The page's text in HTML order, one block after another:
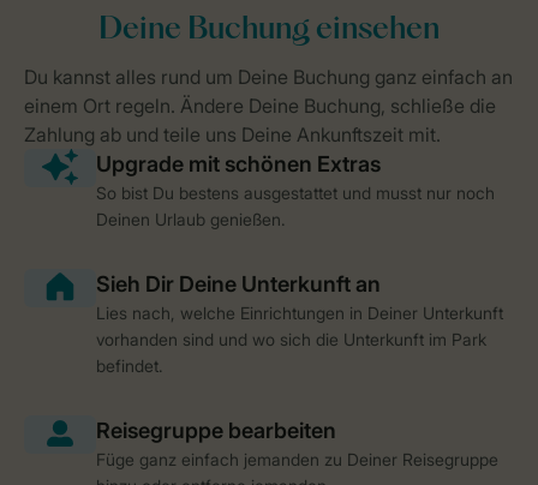
So bist Du bestens ausgestattet und musst nur noch
Deinen Urlaub genießen.
Lies nach, welche Einrichtungen in Deiner Unterkunft
vorhanden sind und wo sich die Unterkunft im Park
befindet.
Füge ganz einfach jemanden zu Deiner Reisegruppe